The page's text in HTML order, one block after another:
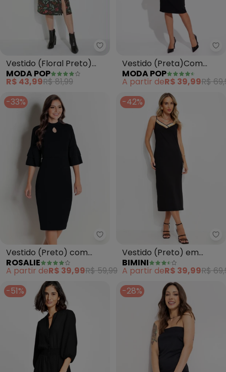
Moda Pop - Vestido (Floral
Vestido (Floral Preto)
com Fenda e Manga
Bufante
MODA POP
R$ 43,99R$ 81,99
Vestido (Preta)Com
Gota e Transpasse
MODA POP
A partir deR$ 39,99R$
-33%
Rosalie - Vestido (Preto)
Vestido (Preto) com
Babados
ROSALIE
A partir deR$ 39,99R$ 59,99
-42%
Vestido (Preto) em
Malha de Algodão
BIMINI
A partir deR$ 39,99R$
-51%
-28%